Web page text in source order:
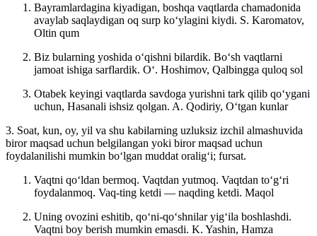
Bayramlardagina kiyadigan, boshqa vaqtlarda chamadonida
avaylab saqlaydigan oq surp koʻylagini kiydi. S. Karomatov,
Oltin qum
Biz bularning yoshida oʻqishni bilardik. Boʻsh vaqtlarni
jamoat ishiga sarflardik. Oʻ. Hoshimov, Qalbingga quloq sol
Otabek keyingi vaqtlarda savdoga yurishni tark qilib qoʻygani
uchun, Hasanali ishsiz qolgan. A. Qodiriy, Oʻtgan kunlar
3. Soat, kun, oy, yil va shu kabilarning uzluksiz izchil almashuvida
biror maqsad uchun belgilangan yoki biror maqsad uchun
foydalanilishi mumkin boʻlgan muddat oraligʻi; fursat.
Vaqtni qoʻldan bermoq. Vaqtdan yutmoq. Vaqtdan toʻgʻri
foydalanmoq. Vaq-ting ketdi — naqding ketdi. Maqol
Uning ovozini eshitib, qoʻni-qoʻshnilar yigʻila boshlashdi.
Vaqtni boy berish mumkin emasdi. K. Yashin, Hamza